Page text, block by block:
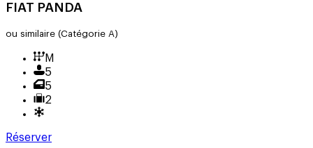
FIAT PANDA
ou similaire (Catégorie A)
M
5
5
2
Réserver